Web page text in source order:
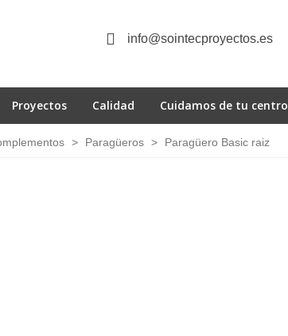
info@sointecproyectos.es
Proyectos Calidad Cuidamos de tu centro
> Paragüeros > Paragüero Basic raiz